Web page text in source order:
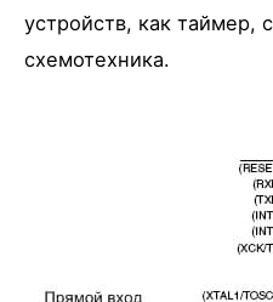
устройств, как таймер,
схемотехника.